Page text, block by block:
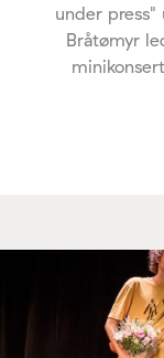
under press"
Bråtømyr